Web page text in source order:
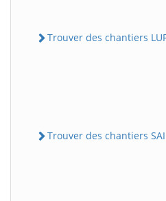
Trouver des chantiers
Trouver des chantiers